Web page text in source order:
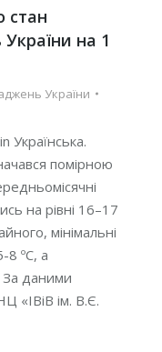
стан
на 1
України
Українська.
помірною
на рівні 16–17
мінімальні
8 ºС, а
За даними
«ІВіВ ім. В.Є.